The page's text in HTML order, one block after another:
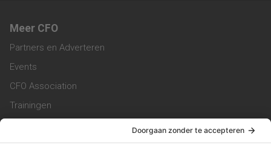
Meer CFO
Partners en Adverteren
Events
CFO Association
Trainingen
Vacatures